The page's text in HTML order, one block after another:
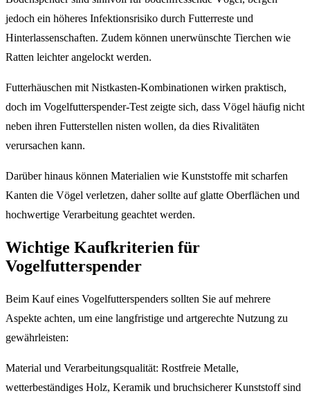
jedoch ein höheres Infektionsrisiko durch Futterreste und
Hinterlassenschaften. Zudem können unerwünschte Tierchen wie
Ratten leichter angelockt werden.
Futterhäuschen mit Nistkasten-Kombinationen wirken praktisch,
doch im Vogelfutterspender-Test zeigte sich, dass Vögel häufig nicht
neben ihren Futterstellen nisten wollen, da dies Rivalitäten
verursachen kann.
Darüber hinaus können Materialien wie Kunststoffe mit scharfen
Kanten die Vögel verletzen, daher sollte auf glatte Oberflächen und
hochwertige Verarbeitung geachtet werden.
Wichtige Kaufkriterien für
Vogelfutterspender
Beim Kauf eines Vogelfutterspenders sollten Sie auf mehrere
Aspekte achten, um eine langfristige und artgerechte Nutzung zu
gewährleisten:
Material und Verarbeitungsqualität: Rostfreie Metalle,
wetterbeständiges Holz, Keramik und bruchsicherer Kunststoff sind